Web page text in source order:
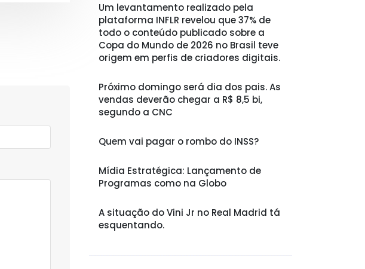
Um levantamento realizado pela
plataforma INFLR revelou que 37% de
todo o conteúdo publicado sobre a
Copa do Mundo de 2026 no Brasil teve
origem em perfis de criadores digitais.
Próximo domingo será dia dos pais. As
vendas deverão chegar a R$ 8,5 bi,
segundo a CNC
Quem vai pagar o rombo do INSS?
Mídia Estratégica: Lançamento de
Programas como na Globo
A situação do Vini Jr no Real Madrid tá
esquentando.